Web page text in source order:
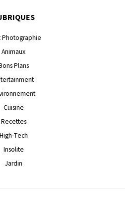
Photographie
Animaux
Plans
Cuisine
Recettes
High-Tech
Insolite
Jardin